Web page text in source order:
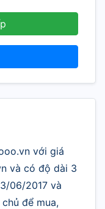
với giá
và có độ dài 3
06/2017 và
để mua,